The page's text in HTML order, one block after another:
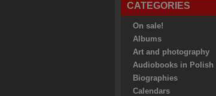
CATEGORIES
On sale!
Albums
Art and photography
Audiobooks in Polish
Biographies
Calendars